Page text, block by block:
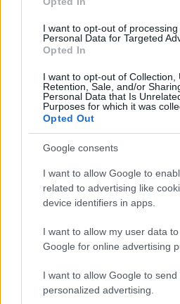
I want to opt-out of processing
Personal Data for Targeted
Opted In
I want to opt-out of Collection,
Retention, Sale, and/or
Personal Data that Is
Purposes for which it was
Opted Out
Google consents
I want to allow Google to
related to advertising like
device identifiers in apps.
I want to allow my user data
Google for online advertising
I want to allow Google to send
personalized advertising.
en 2026 ?
Thomas Lefevre · 6 Août 2026